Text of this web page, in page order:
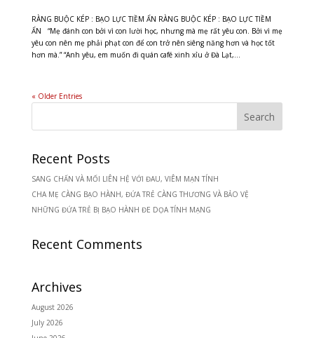
RÀNG BUỘC KÉP : BẠO LỰC TIỀM ẨN RÀNG BUỘC KÉP : BẠO LỰC TIỀM
ẨN “Mẹ đánh con bởi vì con lười học, nhưng mà mẹ rất yêu con. Bởi vì mẹ
yêu con nên mẹ phải phạt con để con trở nên siêng năng hơn và học tốt
hơn mà.” “Anh yêu, em muốn đi quán café xinh xỉu ở Đà Lạt,...
« Older Entries
Recent Posts
SANG CHẤN VÀ MỐI LIÊN HỆ VỚI ĐAU, VIÊM MẠN TÍNH
CHA MẸ CÀNG BẠO HÀNH, ĐỨA TRẺ CÀNG THƯƠNG VÀ BẢO VỆ
NHỮNG ĐỨA TRẺ BỊ BẠO HÀNH ĐE DỌA TÍNH MẠNG
Recent Comments
Archives
August 2026
July 2026